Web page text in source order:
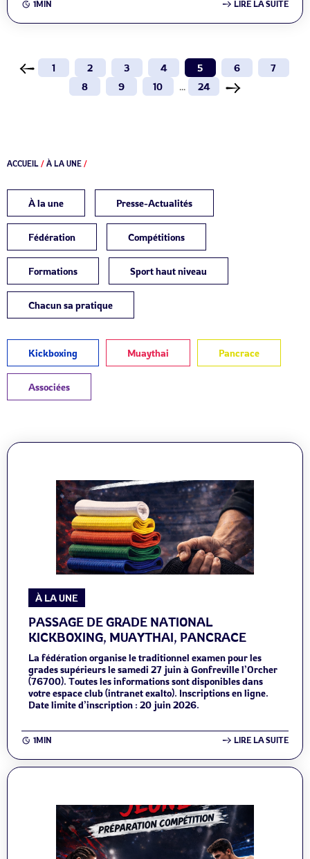
1MIN LIRE LA SUITE
1 2 3 4 5 6
7
8
9 10 ... 24
ACCUEIL / À LA UNE /
À la une Presse-Actualités
Fédération Compétitions
Formations Sport haut niveau
Chacun sa pratique
Kickboxing Muaythai Pancrace
Associées
À LA UNE
PASSAGE DE GRADE NATIONAL
KICKBOXING, MUAYTHAI, PANCRACE
La fédération organise le traditionnel examen pour les
grades supérieurs le samedi 27 juin à Gonfreville l’Orcher
(76700). Toutes les informations sont disponibles dans
votre espace club (intranet exalto). Inscriptions en ligne.
Date limite d’inscription : 20 juin 2026.
1MIN LIRE LA SUITE